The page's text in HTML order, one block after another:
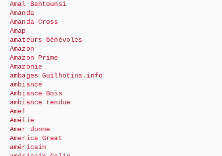
Amal Bentounsi
Amanda
Amanda Cross
Amap
amateurs bénévoles
Amazon
Amazon Prime
Amazonie
ambages Guilhotina.info
ambiance
Ambiance Bois
ambiance tendue
Amel
Amélie
Amer donne
America Great
américain